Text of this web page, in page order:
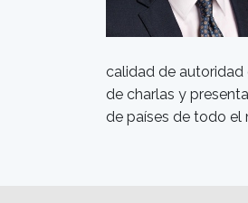
calidad de autoridad
de charlas y
de países de todo el